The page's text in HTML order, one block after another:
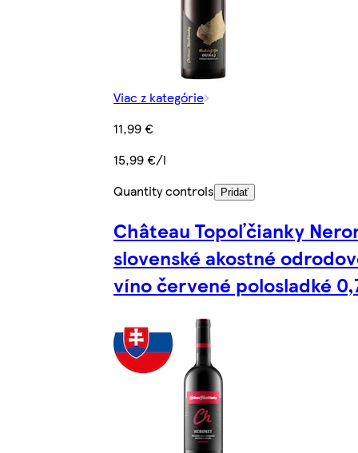
Viac z kategórie
11,99 €
15,99 €/l
Quantity controls
Pridať
Château Topoľčianky
slovenské akostné
víno červené polosladké